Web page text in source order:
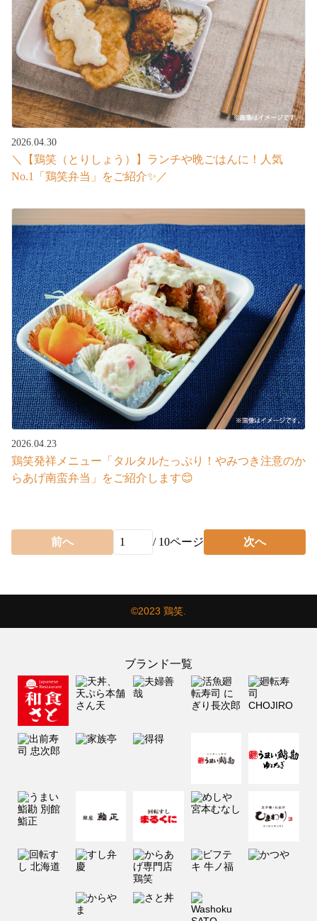
2026.04.30
＼【鶏笑（とりしょう）】ランチや晩ごはんに！人気
No.1「鶏笑弁当」をご紹介✨／
2026.04.23
鶏笑発祥メニュー「タルタルたっぷり！やみつき注意のか
らあげ南蛮弁当」をご紹介します😊
前へ / 10ページ 次へ
©2023 鶏笑.
ブランド一覧